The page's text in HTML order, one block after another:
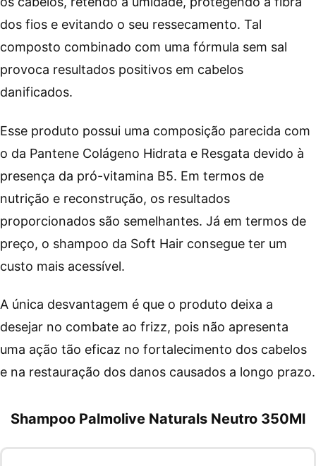
dos fios e evitando o seu ressecamento. Tal
composto combinado com uma fórmula sem sal
provoca resultados positivos em cabelos
danificados.
Esse produto possui uma composição parecida com
o da Pantene Colágeno Hidrata e Resgata devido à
presença da pró-vitamina B5. Em termos de
nutrição e reconstrução, os resultados
proporcionados são semelhantes. Já em termos de
preço, o shampoo da Soft Hair consegue ter um
custo mais acessível.
A única desvantagem é que o produto deixa a
desejar no combate ao frizz, pois não apresenta
uma ação tão eficaz no fortalecimento dos cabelos
e na restauração dos danos causados a longo prazo.
Shampoo Palmolive Naturals Neutro 350Ml